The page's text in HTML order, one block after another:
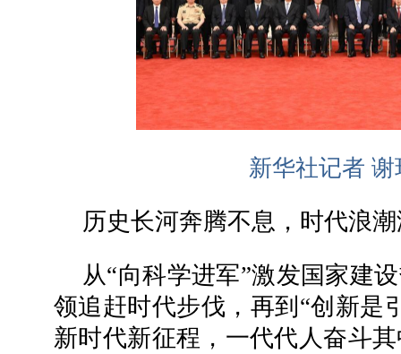
新华社记者
历史长河奔腾不息，时代浪
从“向科学进军”激发国家建
领追赶时代步伐，再到“创新是
新时代新征程，一代代人奋斗